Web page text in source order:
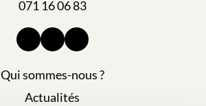
071 16 06 83
Qui sommes-nous ?
Actualités